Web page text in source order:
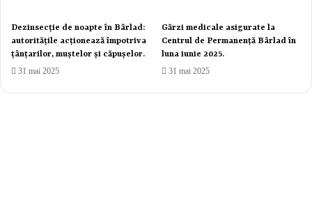
Dezinsecție de noapte în Bârlad:
autoritățile acționează împotriva
țânțarilor, muștelor și căpușelor.
31 mai 2025
Gărzi medicale asigurate la
Centrul de Permanență Bârlad în
luna iunie 2025.
31 mai 2025